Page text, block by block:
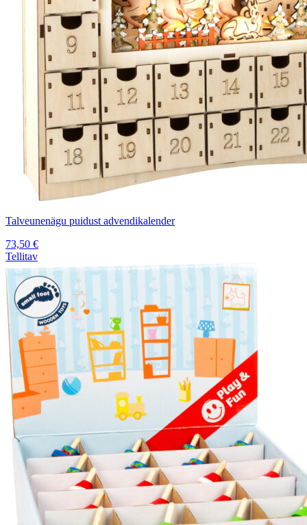
Talveunenägu puidust advendikalender
73,50 €
Tellitav